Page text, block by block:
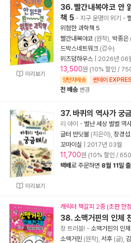
미리보기
36. 빨간내복야코 안
책 5 - 지구 운명이 위기 -
위험한 과학책 5
빨간내복야코 (원작), 박종은
드박스네트워크 (감수)
위즈덤하우스
2026년 06
13,500원 (10% 할인 /
양탄자배송 썬데이
전 배송 변경
미리보기
37. 바퀴의 역사가 궁
리 아이 - 별난 세상 별별 역
글터 반딧불 (지은이), 장경섭
꼬마이실
2017년 03월
11,700원 (10% 할인 /
택배로 주문하면 8월 11일
캐릭터 책갈피 2종 (초판 한
38. 소맥거핀의 인체
장 트러블! - 소맥거핀의 인
소맥거핀 (원작), 서후 (글),